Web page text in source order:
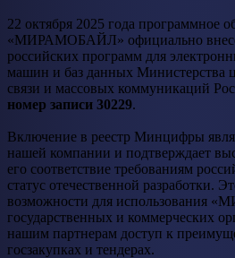
22 октября 2025 года программное
«МИРАМОБАЙЛ» официально
российских программ для
машин и баз данных Министерства
связи и массовых коммуникаций
номер записи 30229.
Включение в реестр Минцифры
нашей компании и подтверждает
его соответствие требованиям
статус отечественной разработки.
возможности для использования
государственных и коммерческих
нашим партнерам доступ к
госзакупках и тендерах.